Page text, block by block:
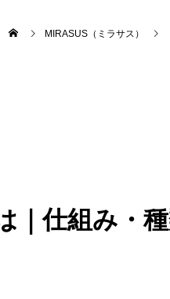
MIRASUS（ミラサス）
｜仕組み・